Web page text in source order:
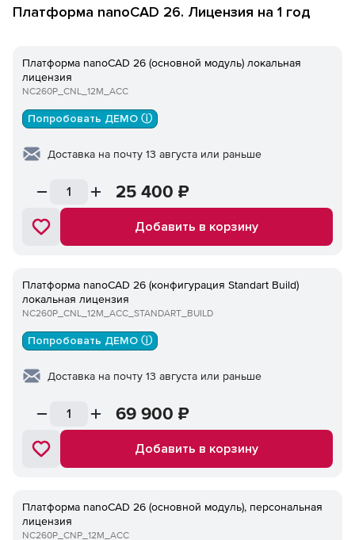
Платформа nanoCAD 26. Лицензия на 1 год
Платформа nanoCAD 26 (основной модуль) локальная
лицензия
NC260P_CNL_12M_ACC
Попробовать ДЕМО ⓘ
Доставка на почту 13 августа или раньше
25 400 ₽
Добавить в корзину
Платформа nanoCAD 26 (конфигурация Standart Build)
локальная лицензия
NC260P_CNL_12M_ACC_STANDART_BUILD
Попробовать ДЕМО ⓘ
Доставка на почту 13 августа или раньше
69 900 ₽
Добавить в корзину
Платформа nanoCAD 26 (основной модуль), персональная
лицензия
NC260P_CNP_12M_ACC